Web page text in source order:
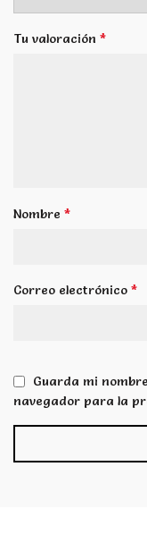
Tu valoración *
Nombre *
Correo electrónico *
Guarda mi
navegador para la